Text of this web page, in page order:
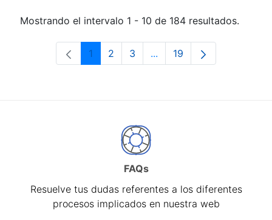
Mostrando el intervalo 1 - 10 de 184 resultados.
Página
1 Página
2 Página
3 ...Páginas intermedias Use
Página
19
FAQs
Resuelve tus dudas referentes a los diferentes
procesos implicados en nuestra web